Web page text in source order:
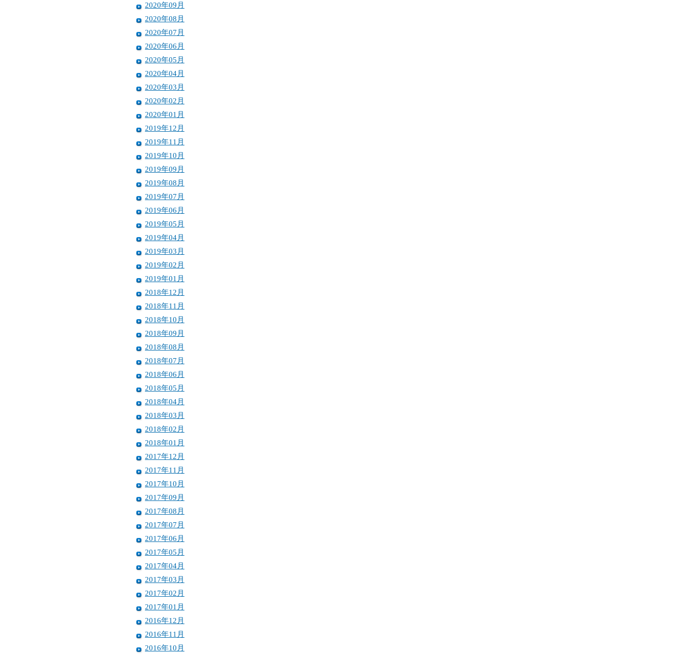
2020年09月
2020年08月
2020年07月
2020年06月
2020年05月
2020年04月
2020年03月
2020年02月
2020年01月
2019年12月
2019年11月
2019年10月
2019年09月
2019年08月
2019年07月
2019年06月
2019年05月
2019年04月
2019年03月
2019年02月
2019年01月
2018年12月
2018年11月
2018年10月
2018年09月
2018年08月
2018年07月
2018年06月
2018年05月
2018年04月
2018年03月
2018年02月
2018年01月
2017年12月
2017年11月
2017年10月
2017年09月
2017年08月
2017年07月
2017年06月
2017年05月
2017年04月
2017年03月
2017年02月
2017年01月
2016年12月
2016年11月
2016年10月